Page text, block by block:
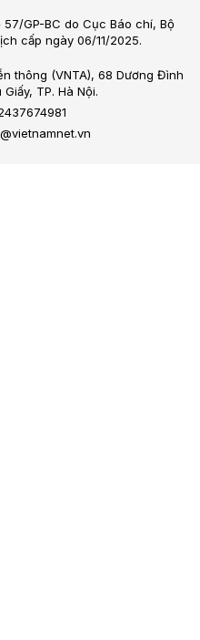
GP-BC do Cục Báo chí, Bộ
cấp ngày 06/11/2025.
thông (VNTA), 68 Dương Đình
TP. Hà Nội.